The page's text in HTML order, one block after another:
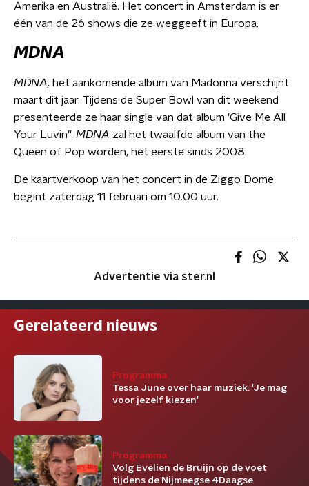
Amerika en Australië. Het concert in Amsterdam is er
één van de 26 shows die ze weggeeft in Europa.
MDNA
MDNA, het aankomende album van Madonna verschijnt
maart dit jaar. Tijdens de Super Bowl van dit weekend
presenteerde ze haar single van dat album 'Give Me All
Your Luvin’'. MDNA zal het twaalfde album van the
Queen of Pop worden, het eerste sinds 2008.
De kaartverkoop van het concert in de Ziggo Dome
begint zaterdag 11 februari om 10.00 uur.
Advertentie via ster.nl
Gerelateerd nieuws
Programma
Tessa June over haar muziek: 'Je mag
voor jezelf kiezen'
Programma
Volg Evelien de Bruijn op de voet
tijdens de Nijmeegse 4Daagse